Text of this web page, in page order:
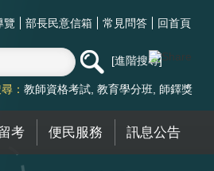
覽 部長民意信箱 常見問答 回首頁
進階搜尋
： 教師資格考試 教育學分班 師鐸獎
考 便民服務 訊息公告